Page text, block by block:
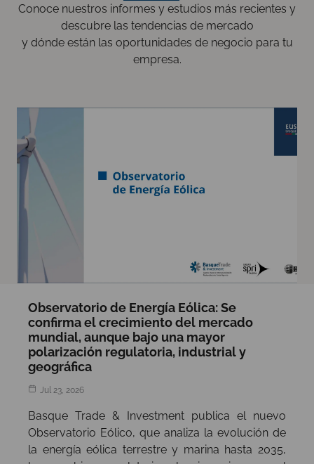
Conoce nuestros informes y estudios más recientes y
descubre las tendencias de mercado
y dónde están las oportunidades de negocio para tu
empresa.
Observatorio de Energía Eólica: Se
confirma el crecimiento del mercado
mundial, aunque bajo una mayor
polarización regulatoria, industrial y
geográfica
Jul 23, 2026
Basque Trade & Investment publica el nuevo
Observatorio Eólico, que analiza la evolución de
la energía eólica terrestre y marina hasta 2035,